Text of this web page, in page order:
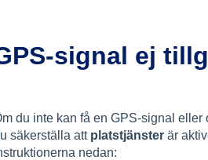
signal ej
du inte kan få en GPS-signal eller
säkerställa att platstjänster är
nedan: